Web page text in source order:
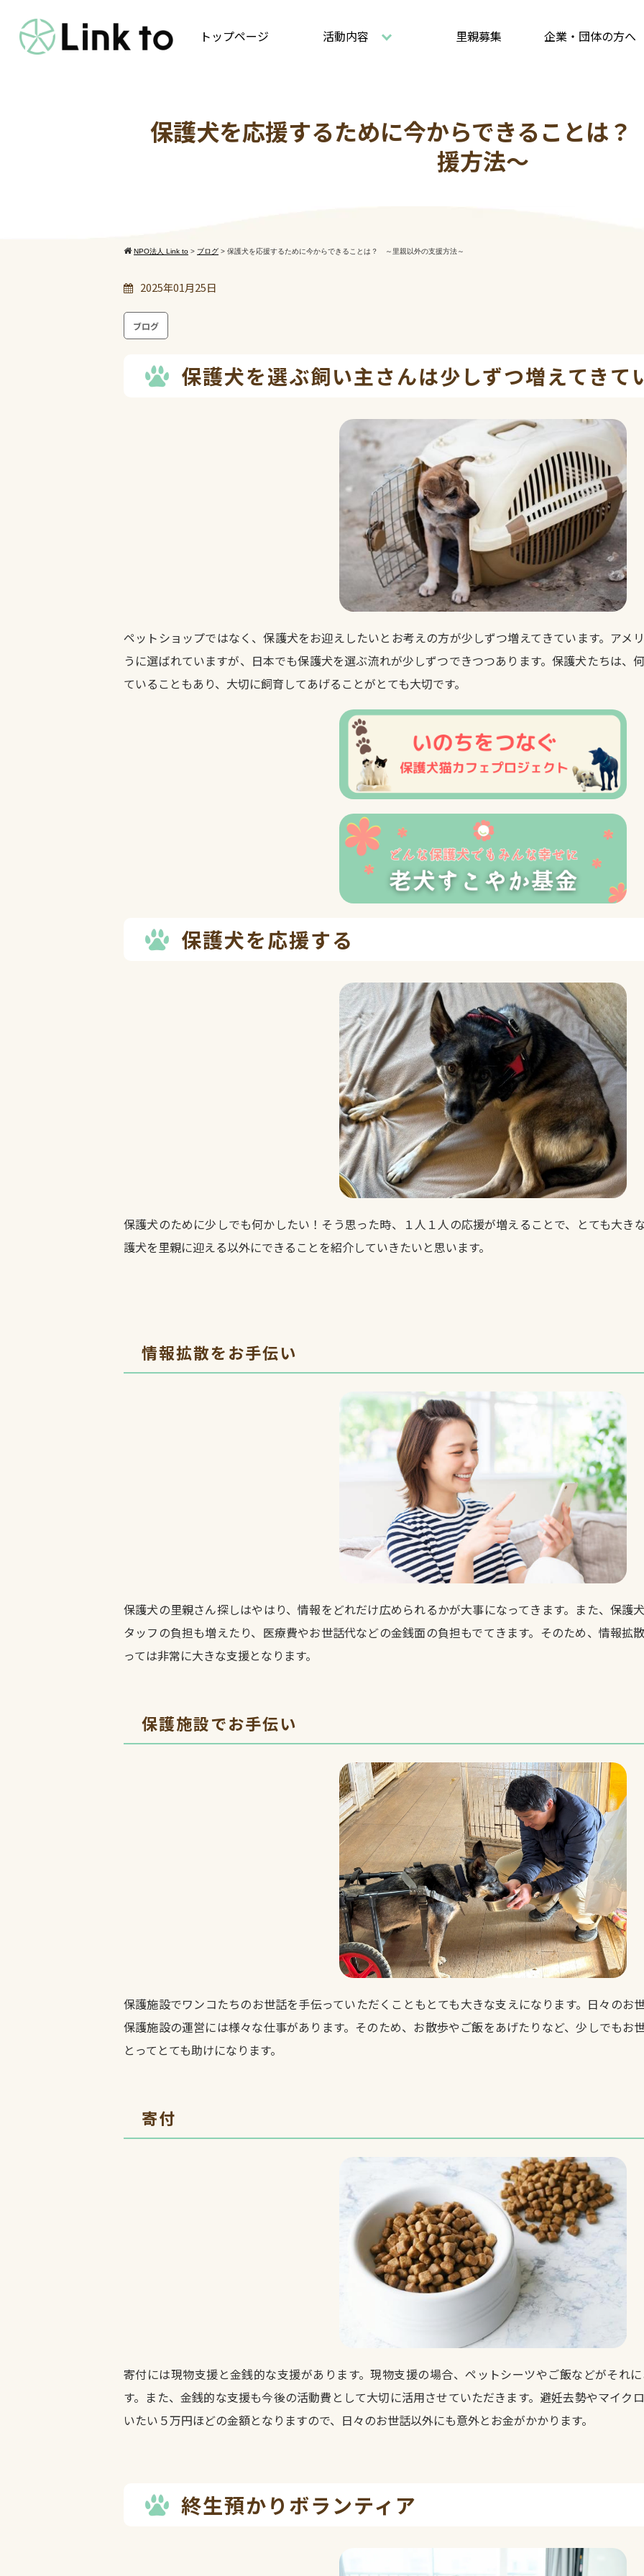
トップページ 活動内容 里親募集 企業・団体の方へ
保護犬を応援するために今からできることは
援方法～
NPO法人 Link to > ブログ > 保護犬を応援するために今からできることは？ ～里親以外の支援方法～
2025年01月25日
ブログ
保護犬を選ぶ飼い主さんは少しずつ増えてきて
ペットショップではなく、保護犬をお迎えしたいとお考えの方が少しずつ増えてきています。アメ
うに選ばれていますが、日本でも保護犬を選ぶ流れが少しずつできつつあります。保護犬たちは、
ていることもあり、大切に飼育してあげることがとても大切です。
保護犬を応援する
保護犬のために少しでも何かしたい！そう思った時、１人１人の応援が増えることで、とても大き
護犬を里親に迎える以外にできることを紹介していきたいと思います。
情報拡散をお手伝い
保護犬の里親さん探しはやはり、情報をどれだけ広められるかが大事になってきます。また、保護
タッフの負担も増えたり、医療費やお世話代などの金銭面の負担もでてきます。そのため、情報拡
っては非常に大きな支援となります。
保護施設でお手伝い
保護施設でワンコたちのお世話を手伝っていただくこともとても大きな支えになります。日々のお
保護施設の運営には様々な仕事があります。そのため、お散歩やご飯をあげたりなど、少しでもお
とってとても助けになります。
寄付
寄付には現物支援と金銭的な支援があります。現物支援の場合、ペットシーツやご飯などがそれ
す。また、金銭的な支援も今後の活動費として大切に活用させていただきます。避妊去勢やマイク
いたい５万円ほどの金額となりますので、日々のお世話以外にも意外とお金がかかります。
終生預かりボランティア